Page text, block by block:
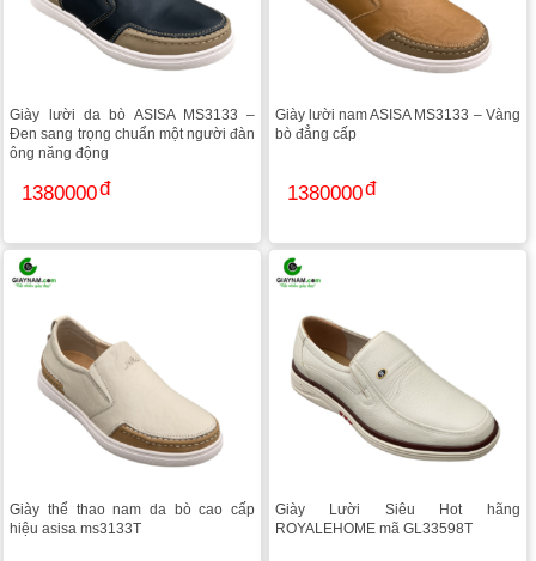
Giày lười da bò ASISA MS3133 –
Đen sang trọng chuẩn một người đàn
ông năng động
1380000
Giày lười nam ASISA MS3133 – Vàng
bò đẳng cấp
1380000
Giày thể thao nam da bò cao cấp
hiệu asisa ms3133T
Giày Lười Siêu Hot hãng
ROYALEHOME mã GL33598T